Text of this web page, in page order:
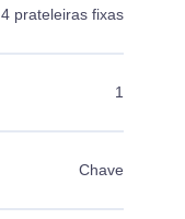
4 prateleiras fixas
1
Chave